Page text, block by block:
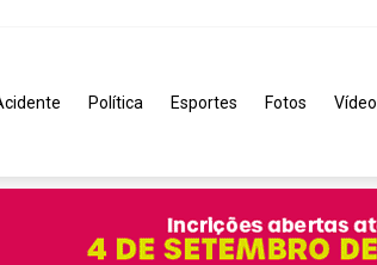
Política Esportes Fotos Vídeo